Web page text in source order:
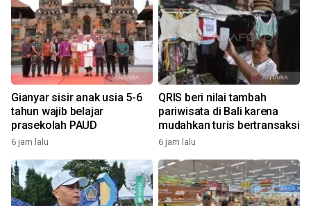
Gianyar sisir anak usia 5-6
tahun wajib belajar
prasekolah PAUD
6 jam lalu
QRIS beri nilai tambah
pariwisata di Bali karena
mudahkan turis bertransaksi
6 jam lalu